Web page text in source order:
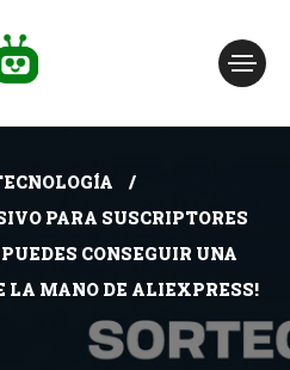
PARA SUSCRIPTORES
CONSEGUIR UNA
LA MANO DE ALIEXPRESS!